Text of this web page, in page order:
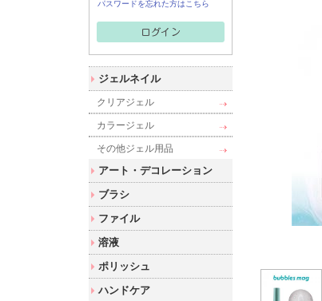
パスワードを忘れた方はこちら
ジェルネイル
クリアジェル
カラージェル
その他ジェル用品
アート・デコレーション
ブラシ
ファイル
溶液
ポリッシュ
ハンドケア